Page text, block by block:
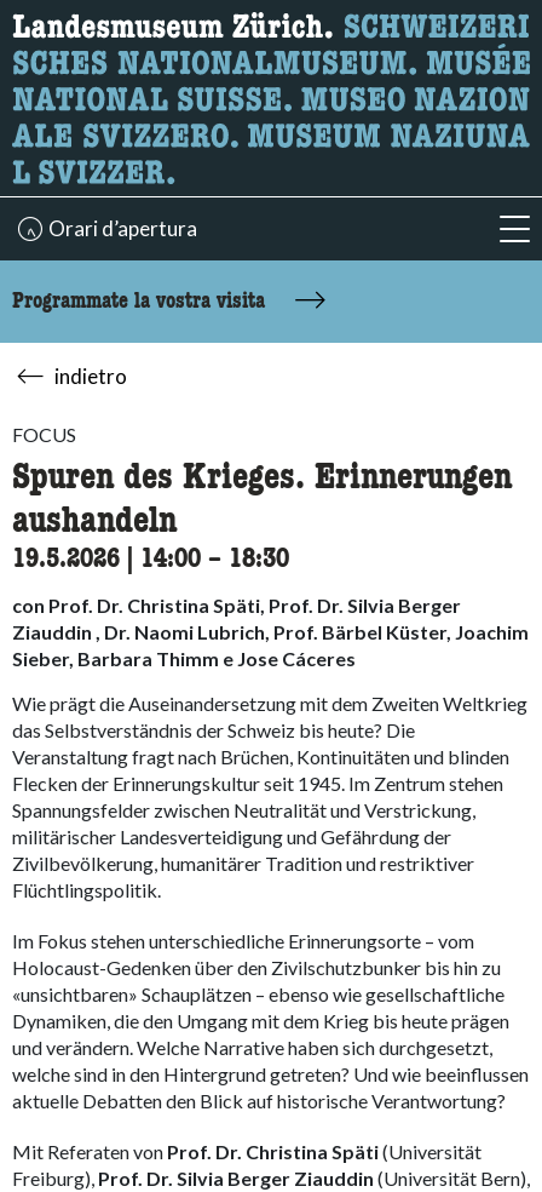
Ricerca
Qui è possibile cercare i contenuti della pagina.
Orari d’apertura
Programmate la vostra visita
indietro
FOCUS
Spuren des Krieges. Erinnerungen
aushandeln
19.5.2026 14:00 accessibility.time_to
– 18:30
con Prof. Dr. Christina Späti, Prof. Dr. Silvia Berger
Ziauddin , Dr. Naomi Lubrich, Prof. Bärbel Küster, Joachim
Sieber, Barbara Thimm e Jose Cáceres
Wie prägt die Auseinandersetzung mit dem Zweiten Weltkrieg
das Selbstverständnis der Schweiz bis heute? Die
Veranstaltung fragt nach Brüchen, Kontinuitäten und blinden
Flecken der Erinnerungskultur seit 1945. Im Zentrum stehen
Spannungsfelder zwischen Neutralität und Verstrickung,
militärischer Landesverteidigung und Gefährdung der
Zivilbevölkerung, humanitärer Tradition und restriktiver
Flüchtlingspolitik.
Im Fokus stehen unterschiedliche Erinnerungsorte – vom
Holocaust-Gedenken über den Zivilschutzbunker bis hin zu
«unsichtbaren» Schauplätzen – ebenso wie gesellschaftliche
Dynamiken, die den Umgang mit dem Krieg bis heute prägen
und verändern. Welche Narrative haben sich durchgesetzt,
welche sind in den Hintergrund getreten? Und wie beeinflussen
aktuelle Debatten den Blick auf historische Verantwortung?
Mit Referaten von Prof. Dr. Christina Späti(Universität
Freiburg), Prof. Dr. Silvia Berger Ziauddin (Universität Bern),